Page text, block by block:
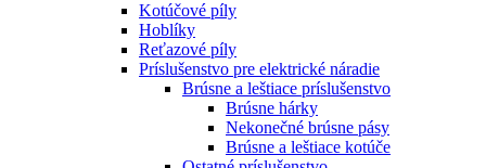
Kotúčové píly
Hoblíky
Reťazové píly
Príslušenstvo pre elektrické náradie
Brúsne a leštiace príslušenstvo
Brúsne hárky
Nekonečné brúsne pásy
Brúsne a leštiace kotúče